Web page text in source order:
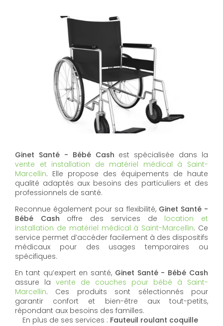
Ginet Santé - Bébé Cash est spécialisée dans la
vente et installation de matériel médical à Saint-
Marcellin. Elle propose des équipements de haute
qualité adaptés aux besoins des particuliers et des
professionnels de santé.
Reconnue également pour sa flexibilité, Ginet Santé -
Bébé Cash offre des services de location et
installation de matériel médical à Saint-Marcellin. Ce
service permet d’accéder facilement à des dispositifs
médicaux pour des usages temporaires ou
spécifiques.
En tant qu’expert en santé, Ginet Santé - Bébé Cash
assure la vente de couches pour bébé à Saint-
Marcellin. Ces produits sont sélectionnés pour
garantir confort et bien-être aux tout-petits,
répondant aux besoins des familles.
En plus de ses services : Fauteuil roulant coquille